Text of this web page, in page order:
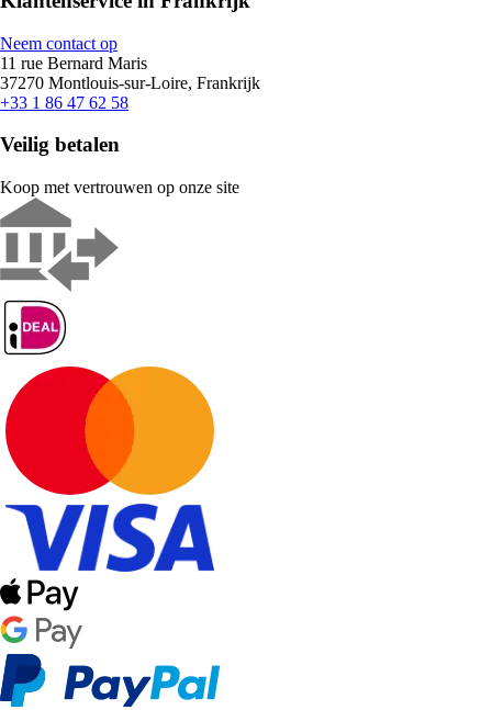
Neem contact op
11 rue Bernard Maris
37270 Montlouis-sur-Loire, Frankrijk
+33 1 86 47 62 58
Veilig betalen
Koop met vertrouwen op onze site